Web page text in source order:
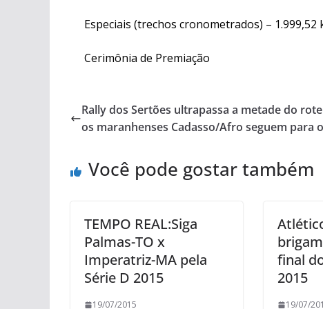
Especiais (trechos cronometrados) – 1.999,52
Cerimônia de Premiação
Rally dos Sertões ultrapassa a metade do
os maranhenses Cadasso/Afro seguem para
Você pode gostar também
TEMPO REAL:Siga
Palmas-TO x
Imperatriz-MA pela
Série D 2015
19/07/2015
final
2015
19/07/